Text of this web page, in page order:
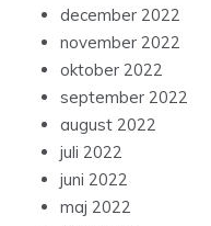
december 2022
november 2022
oktober 2022
september 2022
august 2022
juli 2022
juni 2022
maj 2022